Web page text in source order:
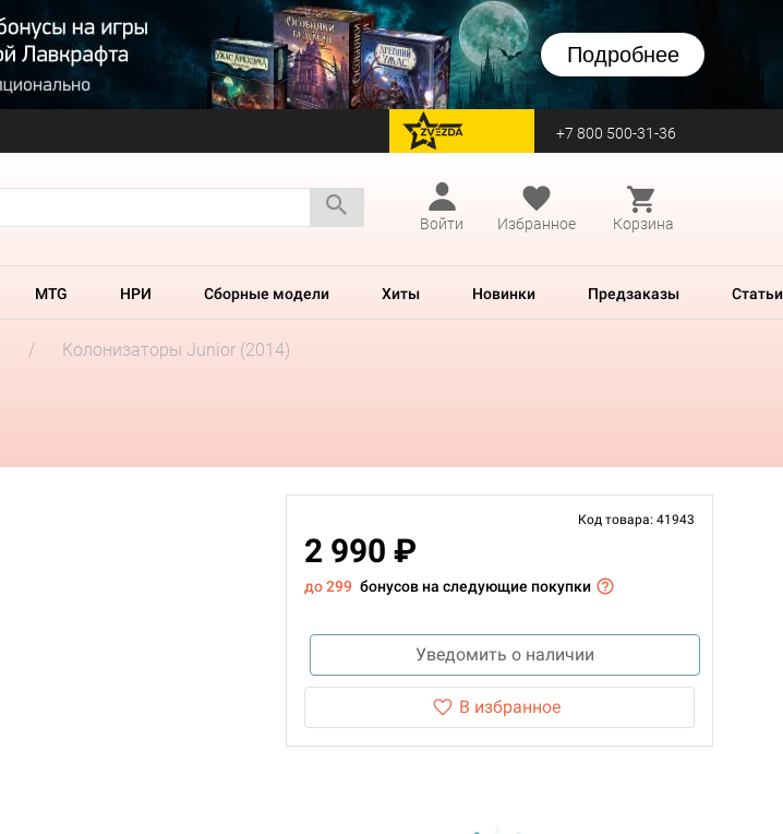
Подробнее
перейти на Zvezda +7 800 500-31-36
Войти
Избранное Корзина
MTG НРИ Сборные модели Хиты Новинки Предзаказы Статьи
Колонизаторы Junior (2014)
Код товара: 41943
2 990 ₽
до 299 бонусов на следующие покупки
Уведомить о наличии
В избранное